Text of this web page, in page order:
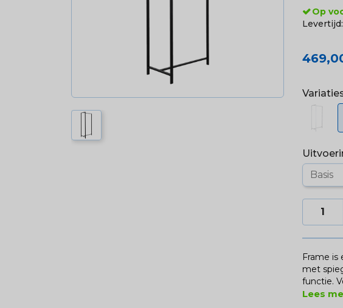
Op
Levertijd:
Frame
met
functie.
Lees